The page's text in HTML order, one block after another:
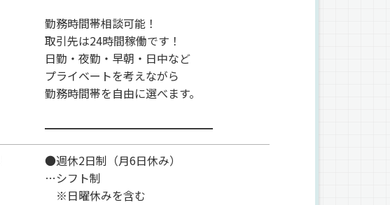
勤務時間帯相談可能！
取引先は24時間稼働です！
日勤・夜勤・早朝・日中など
プライベートを考えながら
勤務時間帯を自由に選べます。
━━━━━━━━━━━━━━━
●週休2日制（月6日休み）
…シフト制
※日曜休みを含む